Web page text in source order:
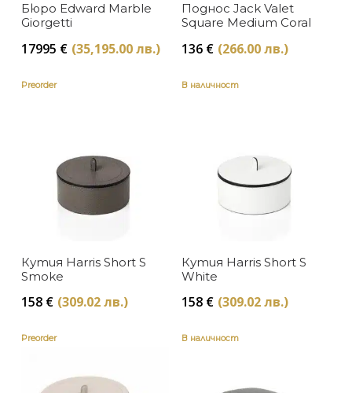
Giorgetti Casa
Mars & More
Червено
Черно
Бюро Edward Marble
Giorgetti
17995 € (35,195.00 лв.)
Поднос Jack Valet
Square Medium Coral
136 € (266.00 лв.)
Preorder
Кутия Harris Short S
Smoke
158 € (309.02 лв.)
В наличност
Кутия Harris Short S
White
158 € (309.02 лв.)
Preorder В наличност